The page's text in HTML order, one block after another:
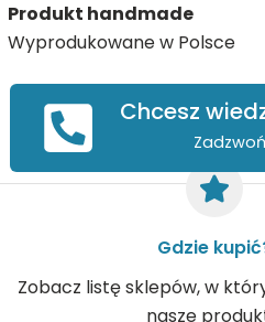
Produkt handmade
Wyprodukowane w Polsce
Chcesz
Gdzie
Zobacz listę sklepów, w
nasze